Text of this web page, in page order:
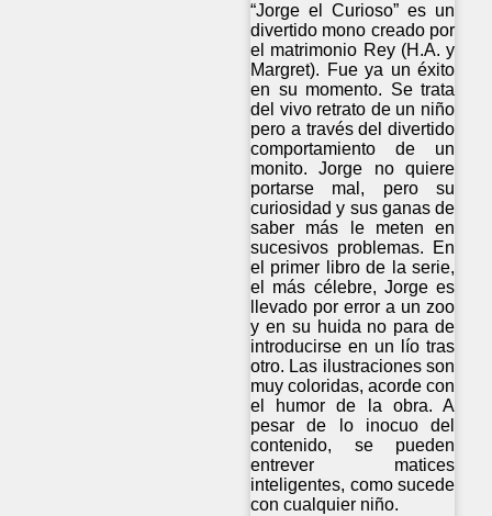
“Jorge el Curioso” es un
divertido mono creado por
el matrimonio Rey (H.A. y
Margret). Fue ya un éxito
en su momento. Se trata
del vivo retrato de un niño
pero a través del divertido
comportamiento de un
monito. Jorge no quiere
portarse mal, pero su
curiosidad y sus ganas de
saber más le meten en
sucesivos problemas. En
el primer libro de la serie,
el más célebre, Jorge es
llevado por error a un zoo
y en su huida no para de
introducirse en un lío tras
otro. Las ilustraciones son
muy coloridas, acorde con
el humor de la obra. A
pesar de lo inocuo del
contenido, se pueden
entrever matices
inteligentes, como sucede
con cualquier niño.